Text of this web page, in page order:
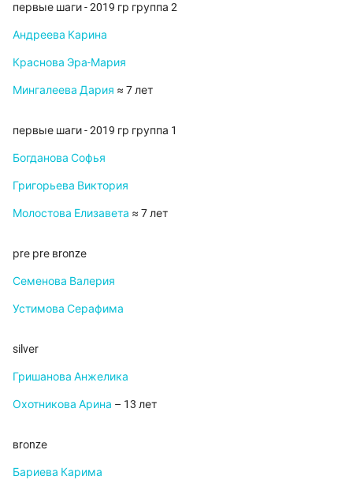
первые шаги - 2019 гр группа 2
Андреева Карина
Краснова Эра-Мария
Мингалеева Дария ≈ 7 лет
первые шаги - 2019 гр группа 1
Богданова Софья
Григорьева Виктория
Молостова Елизавета ≈ 7 лет
рrе рrе вrоnzе
Семенова Валерия
Устимова Серафима
silvеr
Гришанова Анжелика
Охотникова Арина – 13 лет
вrоnzе
Бариева Карима